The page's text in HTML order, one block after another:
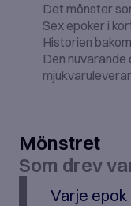
Det mönster
Sex epoker i
Historien
Den
Mönstret
Som drev
Varje